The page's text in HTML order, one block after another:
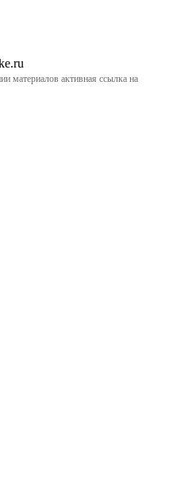
материалов активная ссылка на